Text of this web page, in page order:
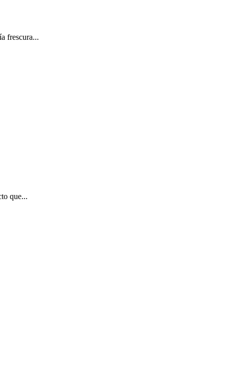
frescura...
que...